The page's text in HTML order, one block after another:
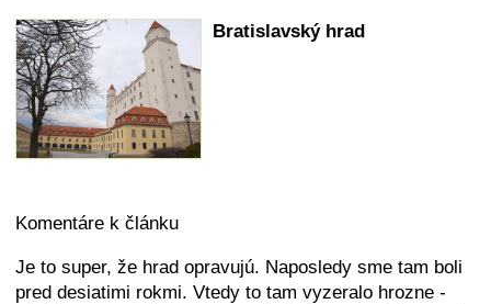
Bratislavský hrad
Komentáre k článku
Je to super, že hrad opravujú. Naposledy sme tam boli
pred desiatimi rokmi. Vtedy to tam vyzeralo hrozne -